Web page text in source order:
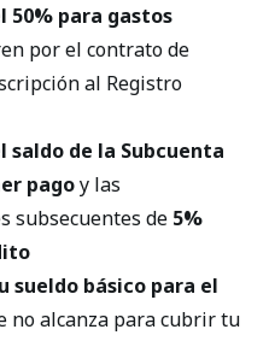
50% para gastos
por el contrato de
al Registro
saldo de la Subcuenta
pagoy las
subsecuentes de 5%
sueldo básico para el
no alcanza para cubrir tu